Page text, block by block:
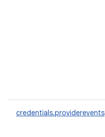
credentials.providerevents